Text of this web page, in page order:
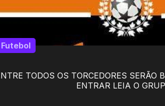
TODOS OS TORCEDORES SERÃO
ENTRAR LEIA O
Futebol